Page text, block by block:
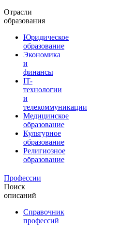
Отрасли
образования
Юридическое
образование
Экономика
и
финансы
IT-
технологии
и
телекоммуникации
Медицинское
образование
Культурное
образование
Религиозное
образование
Профессии
Поиск
описаний
Справочник
профессий